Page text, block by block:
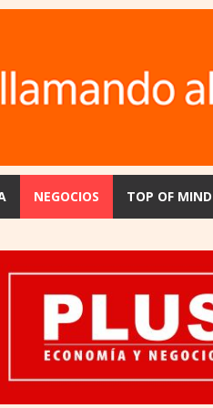
NEGOCIOS TOP OF MIND